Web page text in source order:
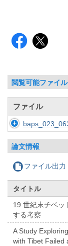
閲覧可能ファイル
ファイル
論文情報
ファイル出力
タイトル
19 世紀末チベッ
する考察
A Study
with Tibet Failed